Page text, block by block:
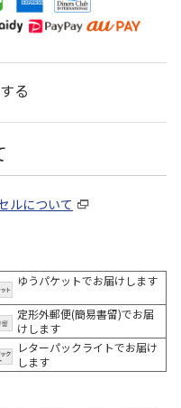
る
ルについて
ゆうパケットでお届けします
定形外郵便(簡易書留)でお届
けします
レターパックライトでお届け
します